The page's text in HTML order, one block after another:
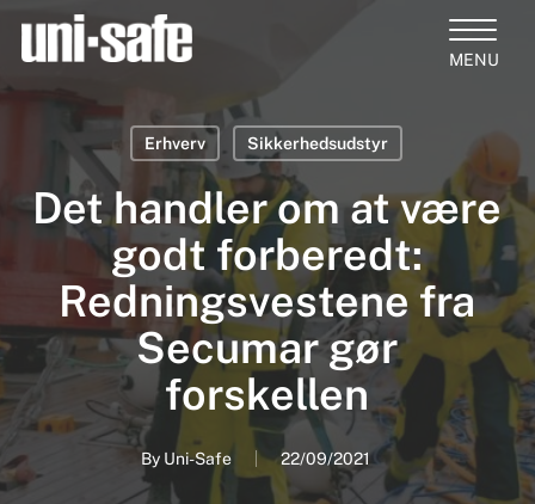
search
Erhverv Sikkerhedsudstyr
Det handler om at være
godt forberedt:
Redningsvestene fra
Secumar gør
forskellen
By Uni-Safe 22/09/2021
Close